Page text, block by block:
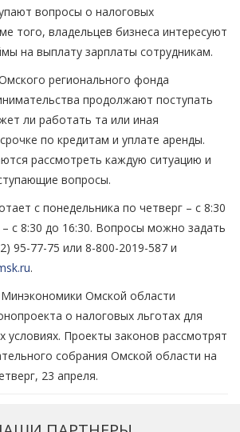
вопросы о налоговых
того, владельцев бизнеса интересуют
на выплату зарплаты сотрудникам.
регионального фонда
продолжают поступать
ли работать та или иная
по кредитам и уплате аренды.
рассмотреть каждую ситуацию и
вопросы.
с понедельника по четверг – с 8:30
с 8:30 до 16:30. Вопросы можно задать
95-77-75 или 8-800-2019-587 и
.
Омской области
о налоговых льготах для
условиях. Проекты законов рассмотрят
собрания Омской области на
23 апреля.